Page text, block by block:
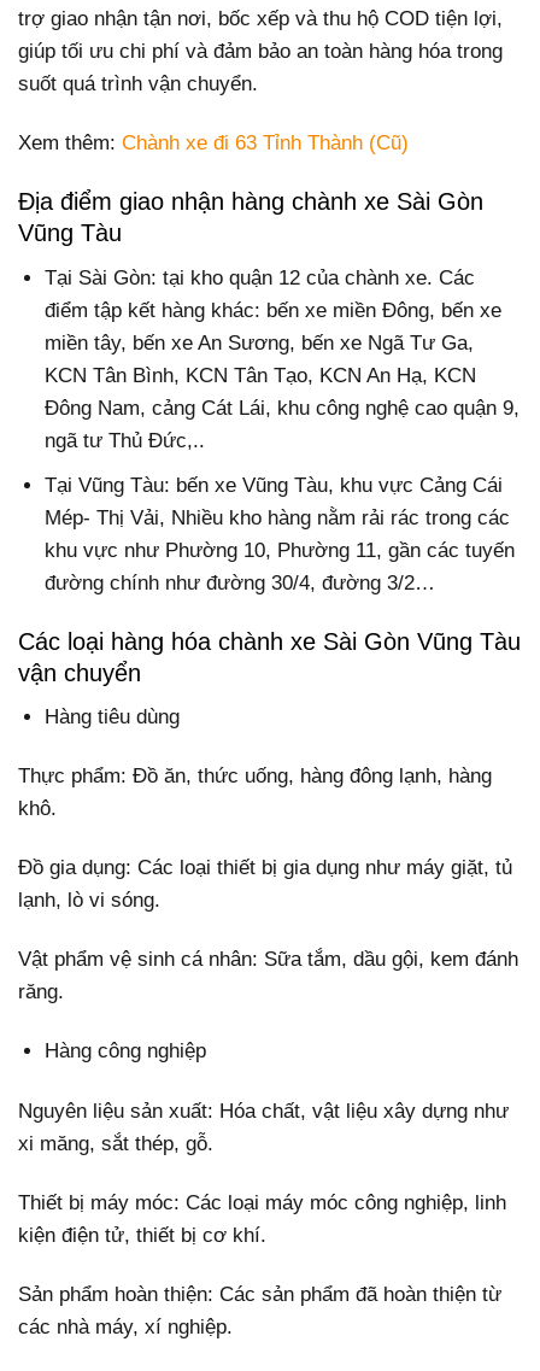
trợ giao nhận tận nơi, bốc xếp và thu hộ COD tiện lợi,
giúp tối ưu chi phí và đảm bảo an toàn hàng hóa trong
suốt quá trình vận chuyển.
Xem thêm: Chành xe đi 63 Tỉnh Thành (Cũ)
Địa điểm giao nhận hàng chành xe Sài Gòn
Vũng Tàu
Tại Sài Gòn: tại kho quận 12 của chành xe. Các
điểm tập kết hàng khác: bến xe miền Đông, bến xe
miền tây, bến xe An Sương, bến xe Ngã Tư Ga,
KCN Tân Bình, KCN Tân Tạo, KCN An Hạ, KCN
Đông Nam, cảng Cát Lái, khu công nghệ cao quận 9,
ngã tư Thủ Đức,..
Tại Vũng Tàu: bến xe Vũng Tàu, khu vực Cảng Cái
Mép- Thị Vải, Nhiều kho hàng nằm rải rác trong các
khu vực như Phường 10, Phường 11, gần các tuyến
đường chính như đường 30/4, đường 3/2…
Các loại hàng hóa chành xe Sài Gòn Vũng Tàu
vận chuyển
Hàng tiêu dùng
Thực phẩm: Đồ ăn, thức uống, hàng đông lạnh, hàng
khô.
Đồ gia dụng: Các loại thiết bị gia dụng như máy giặt, tủ
lạnh, lò vi sóng.
Vật phẩm vệ sinh cá nhân: Sữa tắm, dầu gội, kem đánh
răng.
Hàng công nghiệp
Nguyên liệu sản xuất: Hóa chất, vật liệu xây dựng như
xi măng, sắt thép, gỗ.
Thiết bị máy móc: Các loại máy móc công nghiệp, linh
kiện điện tử, thiết bị cơ khí.
Sản phẩm hoàn thiện: Các sản phẩm đã hoàn thiện từ
các nhà máy, xí nghiệp.